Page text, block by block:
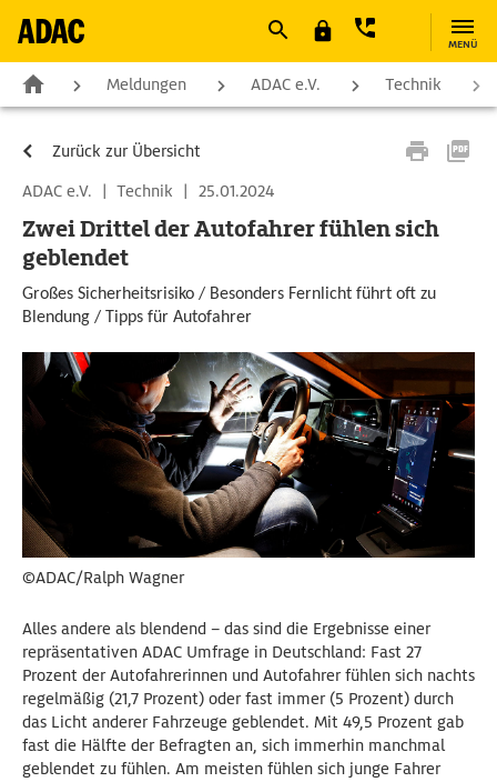
MENÜ
Meldungen ADAC e.V. Technik
Zurück zur Übersicht
ADAC e.V.
| Technik | 25.01.2024
Zwei Drittel der Autofahrer fühlen sich
geblendet
Großes Sicherheitsrisiko / Besonders Fernlicht führt oft zu
Blendung / Tipps für Autofahrer
©ADAC/Ralph Wagner
Alles andere als blendend – das sind die Ergebnisse einer
repräsentativen ADAC Umfrage in Deutschland: Fast 27
Prozent der Autofahrerinnen und Autofahrer fühlen sich nachts
regelmäßig (21,7 Prozent) oder fast immer (5 Prozent) durch
das Licht anderer Fahrzeuge geblendet. Mit 49,5 Prozent gab
fast die Hälfte der Befragten an, sich immerhin manchmal
geblendet zu fühlen. Am meisten fühlen sich junge Fahrer